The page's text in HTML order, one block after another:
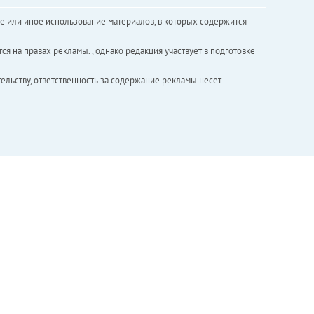
иное использование материалов, в которых содержится
правах рекламы. , однако редакция участвует в подготовке
ответственность за содержание рекламы несет